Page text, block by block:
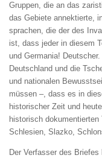
Gruppen, die an das
das Gebiete annektierte,
sprachen, die der des
ist, dass jeder in diesem
und Germania!
Deutschland und die
und nationalen
müssen –, dass es in
historischer Zeit und
historisch
Schlesien, Slazko,
Der Verfasser des